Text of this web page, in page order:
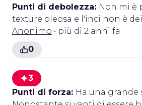
Punti di debolezza: Non mi è
texture oleosa e l'inci non è
Anonimo • più di 2 anni fa
0
3
Punti di forza: Ha una grande